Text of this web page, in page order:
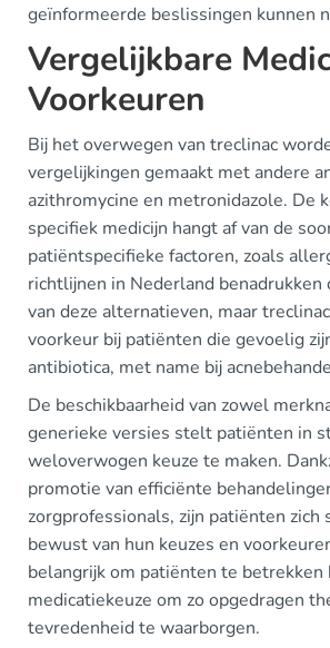
geïnformeerde beslissingen kunnen
Vergelijkbare
Voorkeuren
Bij het overwegen van treclinac
vergelijkingen gemaakt met andere
azithromycine en metronidazole. De
specifiek medicijn hangt af van de
patiëntspecifieke factoren, zoals
richtlijnen in Nederland
van deze alternatieven, maar
voorkeur bij patiënten die gevoelig
antibiotica, met name bij
De beschikbaarheid van zowel
generieke versies stelt patiënten in
weloverwogen keuze te maken.
promotie van efficiënte
zorgprofessionals, zijn patiënten zich
bewust van hun keuzes en
belangrijk om patiënten te betrekken
medicatiekeuze om zo opgedragen
tevredenheid te waarborgen.